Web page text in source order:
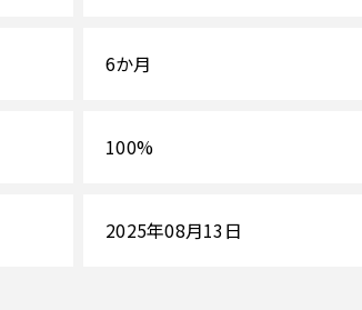
6か月
100%
2025年08月13日